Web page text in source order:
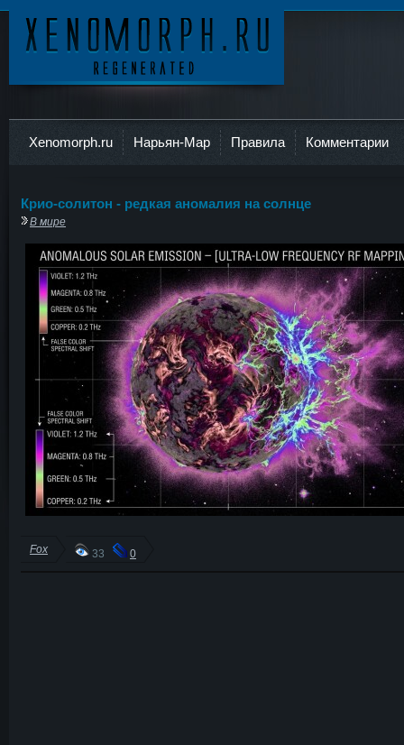
Xenomorph.ru Нарьян-Мар Правила Комментарии
Крио-солитон - редкая аномалия на солнце
В мире
Fox 33 0